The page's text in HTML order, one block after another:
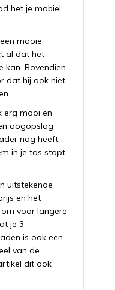
het je mobiel
mooie
al dat het
kan. Bovendien
dat hij ook niet
erg mooi en
oogopslag
nog heeft.
in je tas stopt
uitstekende
en het
voor langere
je 3
is ook een
van de
dit ook